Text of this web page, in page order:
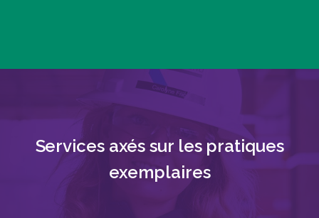
Services axés sur les pratiques
exemplaires